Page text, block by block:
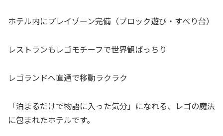
ホテル内にプレイゾーン完備（ブロック遊び・すべり台）
レストランもレゴモチーフで世界観ばっちり
レゴランドへ直通で移動ラクラク
「泊まるだけで物語に入った気分」になれる、レゴの魔法
に包まれたホテルです。